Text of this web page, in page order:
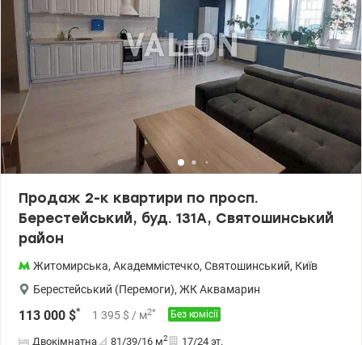
Продаж 2-к квартири по просп.
Берестейський, буд. 131А, Святошинський
район
Житомирська, Академмістечко, Святошинський, Київ
Берестейський (Перемоги), ЖК Аквамарин
113 000 $* 1 395 $ / м2* Без комісії
Двокімнатна 81/39/16 м2 17/24 эт.